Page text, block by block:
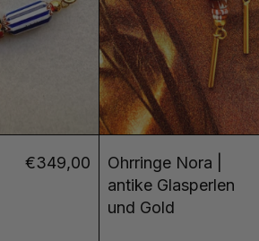
€349,00
Ohrringe Nora |
antike Glasperlen
und Gold